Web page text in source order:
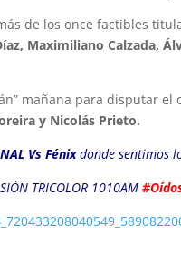
de los once factibles
Maximiliano Calzada,
mañana para disputar el
y Nicolás Prieto.
Vs Fénixdonde sentimos
TRICOLOR 1010AM